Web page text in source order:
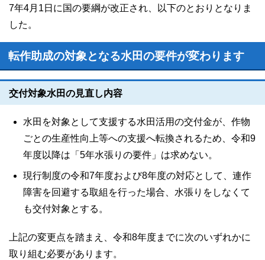
7年4月1日に国の要綱が改正され、以下のとおりとなりま
した。
転作助成の対象となる水田の要件が変わります
交付対象水田の見直し内容
水田を対象として支援する水田活用の交付金が、作物
ごとの生産性向上等への支援へ転換されるため、令和9
年度以降は「5年水張りの要件」は求めない。
現行制度の令和7年度および8年度の対応として、連作
障害を回避する取組を行った場合、水張りをしなくて
も交付対象とする。
上記の変更点を踏まえ、令和8年度までに次のいずれかに
取り組む必要があります。